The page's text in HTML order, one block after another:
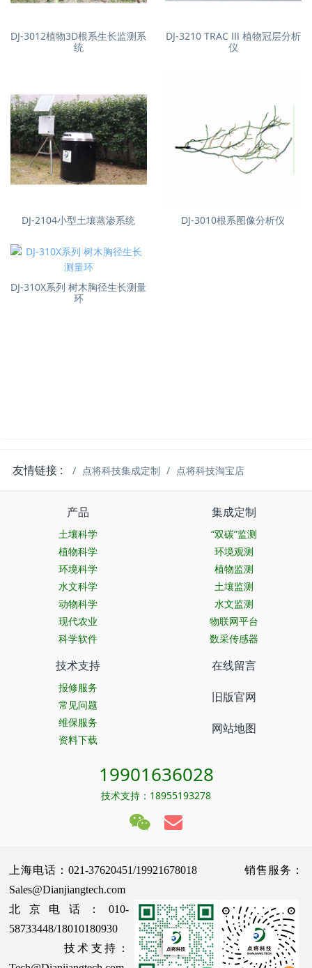
DJ-3012植物3D根系生长监测系
统
DJ-3210 TRAC Ⅲ 植物冠层分析
仪
DJ-2104小型土壤蒸渗系统 DJ-3010根系图像分析仪
DJ-310X系列 树木胸径生长测量
环
友情链接 : 点将科技集成定制 点将科技淘宝店
产品
土壤科学
植物科学
环境科学
水文科学
动物科学
现代农业
科学软件
集成定制
“双碳”监测
环境观测
植物监测
土壤监测
水文监测
物联网平台
数采传感器
技术支持
报修服务
常见问题
维保服务
资料下载
在线留言
旧版官网
网站地图
19901636028
技术支持：18955193278
上海电话：021-37620451/19921678018 销售服务：
Sales@Dianjiangtech.com
北京电话：010-
58733448/18010180930
技术支持：